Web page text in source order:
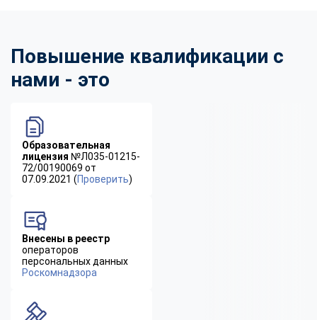
Повышение квалификации с
нами - это
Образовательная
лицензия №Л035-01215-
72/00190069 от
07.09.2021 (Проверить)
Внесены в реестр
операторов
персональных данных
Роскомнадзора